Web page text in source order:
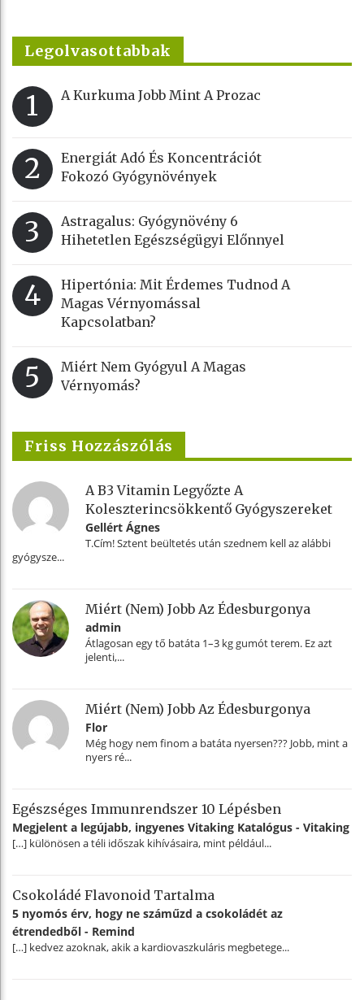
Legolvasottabbak
1 A Kurkuma Jobb Mint A Prozac
2
Energiát Adó És Koncentrációt
Fokozó Gyógynövények
3
Astragalus: Gyógynövény 6
Hihetetlen Egészségügyi Előnnyel
4
Hipertónia: Mit Érdemes Tudnod A
Magas Vérnyomással
Kapcsolatban?
5
Miért Nem Gyógyul A Magas
Vérnyomás?
Friss Hozzászólás
A B3 Vitamin Legyőzte A
Koleszterincsökkentő Gyógyszereket
Gellért Ágnes
T.Cím! Sztent beültetés után szednem kell az alábbi
gyógysze...
Miért (nem) Jobb Az Édesburgonya
admin
Átlagosan egy tő batáta 1–3 kg gumót terem. Ez azt
jelenti,...
Miért (nem) Jobb Az Édesburgonya
Flor
Még hogy nem finom a batáta nyersen??? Jobb, mint a
nyers ré...
Egészséges Immunrendszer 10 Lépésben
Megjelent a legújabb, ingyenes Vitaking Katalógus - Vitaking
[…] különösen a téli időszak kihívásaira, mint például...
Csokoládé Flavonoid Tartalma
5 nyomós érv, hogy ne száműzd a csokoládét az
étrendedből - Remind
[…] kedvez azoknak, akik a kardiovaszkuláris megbetege...